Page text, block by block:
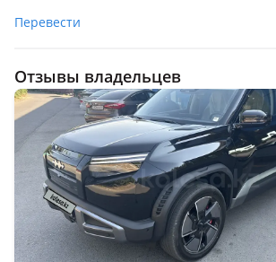
Перевести
Отзывы владельцев